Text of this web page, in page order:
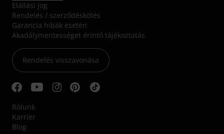
Elállási jog
Rendelés / szerződéskötés
Garancia hibák esetén
Akadálymentességet érintő tájékoztatás
Rendelés visszavonása
Rólunk
Karrier
Blog